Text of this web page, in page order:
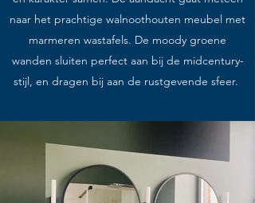
naar het prachtige walnoothouten meubel met
marmeren wastafels. De moody groene
wanden sluiten perfect aan bij de midcentury-
stijl, en dragen bij aan de rustgevende sfeer.